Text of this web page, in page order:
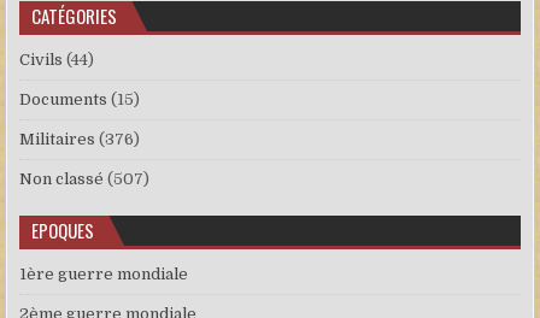
CATÉGORIES
Civils (44)
Documents (15)
Militaires (376)
Non classé (507)
EPOQUES
1ère guerre mondiale
2ème guerre mondiale